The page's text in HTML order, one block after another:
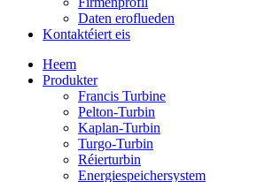
Daten eroflueden
Kontaktéiert eis
Heem
Produkter
Francis Turbine
Pelton-Turbin
Kaplan-Turbin
Turgo-Turbin
Réierturbin
Energiespeichersystem